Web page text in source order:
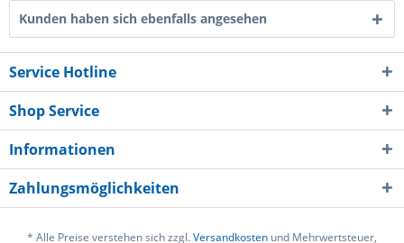
Kunden haben sich ebenfalls angesehen
Service Hotline
Shop Service
Informationen
Zahlungsmöglichkeiten
* Alle Preise verstehen sich zzgl.Versandkosten und Mehrwertsteuer,